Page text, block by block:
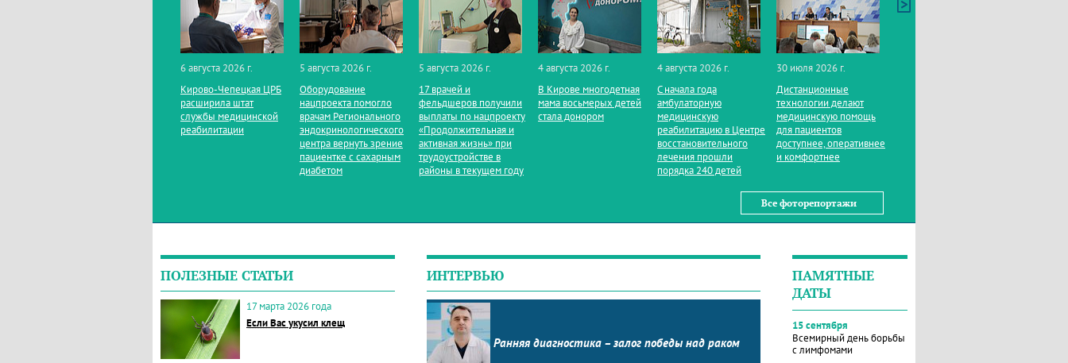
6 августа 2026 г.
Кирово‑Чепецкая ЦРБ
расширила штат
службы медицинской
реабилитации
5 августа 2026 г.
Оборудование
нацпроекта помогло
врачам Регионального
эндокринологического
центра вернуть зрение
пациентке с сахарным
диабетом
5 августа 2026 г.
17 врачей и
фельдшеров получили
выплаты по нацпроекту
«Продолжительная и
активная жизнь» при
трудоустройстве в
районы в текущем году
4 августа 2026 г.
В Кирове многодетная
мама восьмерых детей
стала донором
4 августа 2026 г.
С начала года
амбулаторную
медицинскую
реабилитацию в Центре
восстановительного
лечения прошли
порядка 240 детей
30 июля 2026 г.
Дистанционные
технологии делают
медицинскую помощь
для пациентов
доступнее, оперативнее
и комфортнее
Все фоторепортажи
ПОЛЕЗНЫЕ СТАТЬИ
17 марта 2026 года
Если Вас укусил клещ
ИНТЕРВЬЮ
Ранняя диагностика – залог победы над раком
ПАМЯТНЫЕ
ДАТЫ
15 сентября
Всемирный день борьбы
с лимфомами